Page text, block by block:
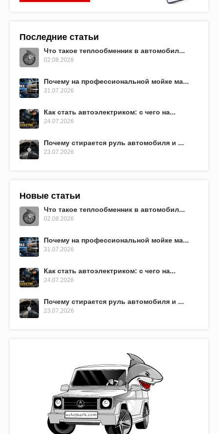
Последние статьи
Что такое теплообменник в автомобил...
02.08.2026
Почему на профессиональной мойке ма...
31.07.2026
Как стать автоэлектриком: с чего на...
24.07.2026
Почему стирается руль автомобиля и ...
23.07.2026
Новые статьи
Что такое теплообменник в автомобил...
02.08.2026
Почему на профессиональной мойке ма...
31.07.2026
Как стать автоэлектриком: с чего на...
24.07.2026
Почему стирается руль автомобиля и ...
23.07.2026